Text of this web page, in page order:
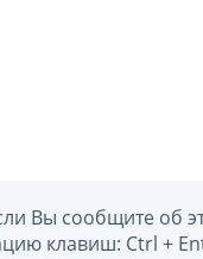
Вы сообщите об
клавиш: Ctrl +